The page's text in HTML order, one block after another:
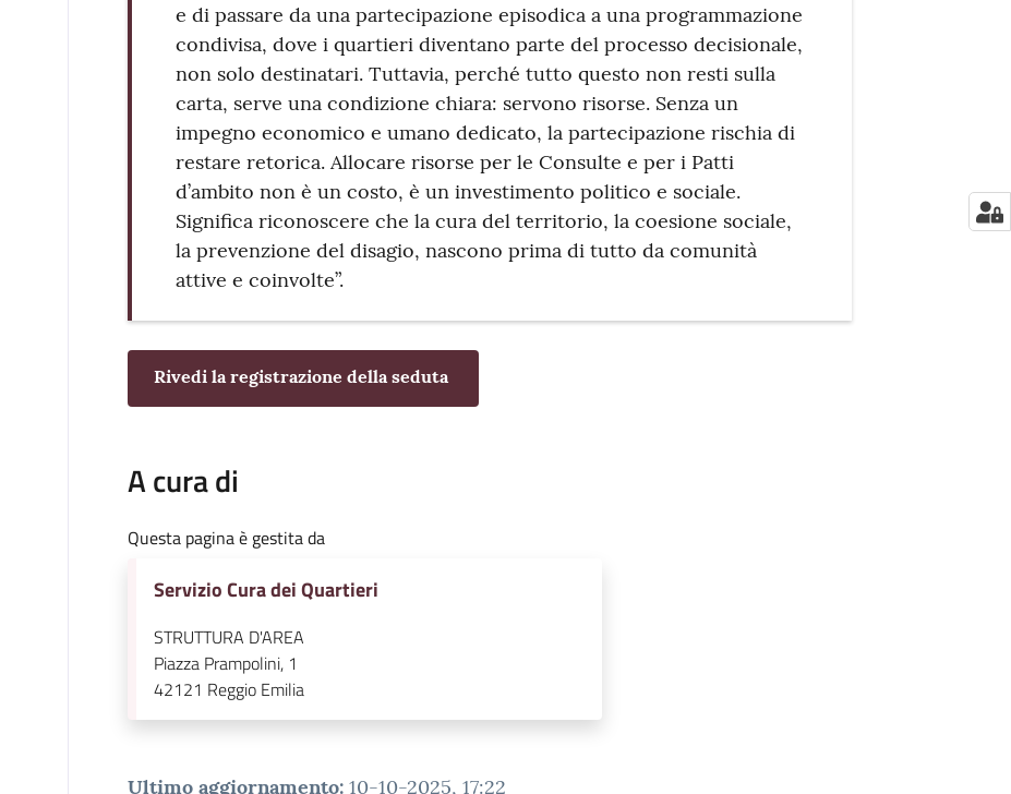
e di passare da una partecipazione episodica a una programmazione
condivisa, dove i quartieri diventano parte del processo decisionale,
non solo destinatari. Tuttavia, perché tutto questo non resti sulla
carta, serve una condizione chiara: servono risorse. Senza un
impegno economico e umano dedicato, la partecipazione rischia di
restare retorica. Allocare risorse per le Consulte e per i Patti
d’ambito non è un costo, è un investimento politico e sociale.
Significa riconoscere che la cura del territorio, la coesione sociale,
la prevenzione del disagio, nascono prima di tutto da comunità
attive e coinvolte”.
Rivedi la registrazione della seduta
A cura di
Questa pagina è gestita da
Servizio Cura dei Quartieri
STRUTTURA D'AREA
Piazza Prampolini, 1
42121 Reggio Emilia
Ultimo aggiornamento: 10-10-2025, 17:22